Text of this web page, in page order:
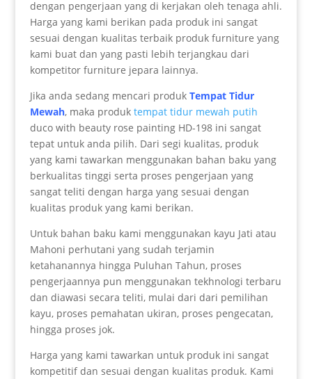
dengan pengerjaan yang di kerjakan oleh tenaga ahli.
Harga yang kami berikan pada produk ini sangat
sesuai dengan kualitas terbaik produk furniture yang
kami buat dan yang pasti lebih terjangkau dari
kompetitor furniture jepara lainnya.
Jika anda sedang mencari produk Tempat Tidur
Mewah, maka produk tempat tidur mewah putih
duco with beauty rose painting HD-198 ini sangat
tepat untuk anda pilih. Dari segi kualitas, produk
yang kami tawarkan menggunakan bahan baku yang
berkualitas tinggi serta proses pengerjaan yang
sangat teliti dengan harga yang sesuai dengan
kualitas produk yang kami berikan.
Untuk bahan baku kami menggunakan kayu Jati atau
Mahoni perhutani yang sudah terjamin
ketahanannya hingga Puluhan Tahun, proses
pengerjaannya pun menggunakan tekhnologi terbaru
dan diawasi secara teliti, mulai dari dari pemilihan
kayu, proses pemahatan ukiran, proses pengecatan,
hingga proses jok.
Harga yang kami tawarkan untuk produk ini sangat
kompetitif dan sesuai dengan kualitas produk. Kami